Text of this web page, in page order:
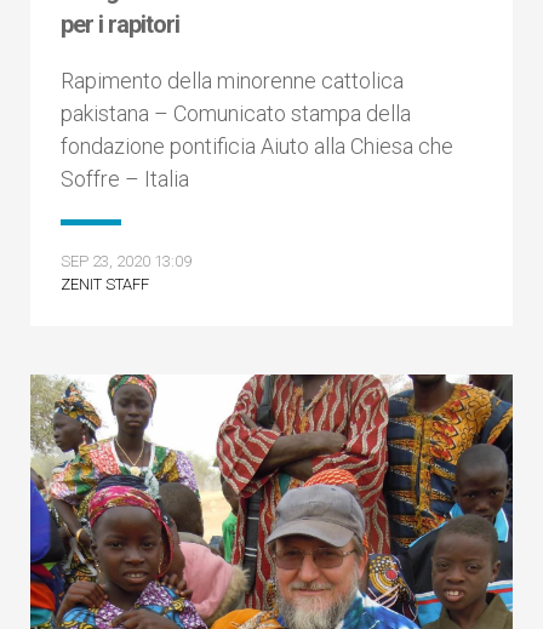
per i rapitori
Rapimento della minorenne cattolica
pakistana – Comunicato stampa della
fondazione pontificia Aiuto alla Chiesa che
Soffre – Italia
SEP 23, 2020 13:09
ZENIT STAFF